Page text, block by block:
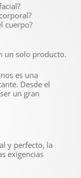
cuerpo?
un solo producto.
es una
Desde el
un gran
y perfecto, la
exigencias